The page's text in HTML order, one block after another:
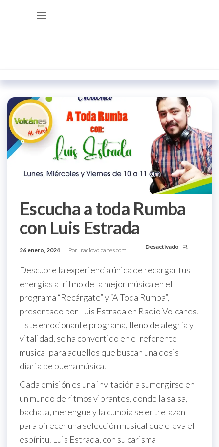
Radio
Escucha a toda Rumba
con Luis Estrada
26 enero, 2024 Por radiovolcanes.com Desactivado
Descubre la experiencia única de recargar tus
energías al ritmo de la mejor música en el
programa “Recárgate” y “A Toda Rumba”,
presentado por Luis Estrada en Radio Volcanes.
Este emocionante programa, lleno de alegría y
vitalidad, se ha convertido en el referente
musical para aquellos que buscan una dosis
diaria de buena música.
Cada emisión es una invitación a sumergirse en
un mundo de ritmos vibrantes, donde la salsa,
bachata, merengue y la cumbia se entrelazan
para ofrecer una selección musical que eleva el
espíritu. Luis Estrada, con su carisma